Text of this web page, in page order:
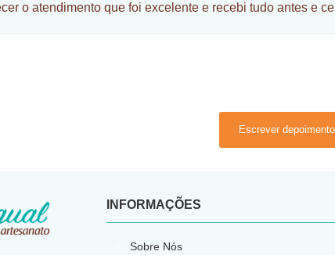
o atendimento que foi excelente e recebi tudo antes e
Escrever depoimento
INFORMAÇÕES
Sobre Nós